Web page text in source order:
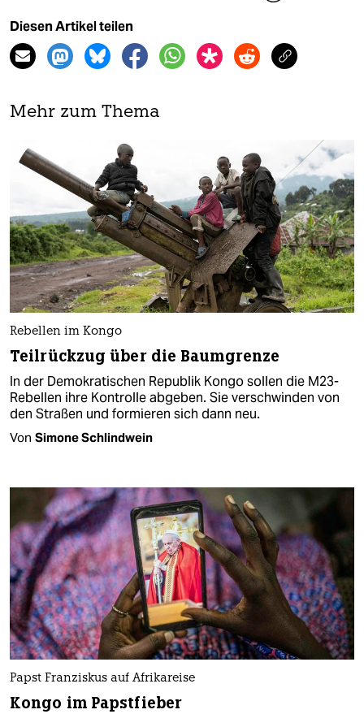
Diesen Artikel teilen
Mehr zum Thema
Rebellen im Kongo
Teilrückzug über die Baumgrenze
In der Demokratischen Republik Kongo sollen die M23-
Rebellen ihre Kontrolle abgeben. Sie verschwinden von
den Straßen und formieren sich dann neu.
Von Simone Schlindwein
Papst Franziskus auf Afrikareise
Kongo im Papstfieber